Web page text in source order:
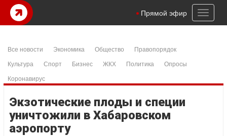
Toggle
Прямой эфир
Все новости Экономика Общество
Правопорядок
Культура
Спорт Бизнес ЖКХ Политика
Опросы
Коронавирус
Экзотические плоды и специи
уничтожили в Хабаровском
аэропорту